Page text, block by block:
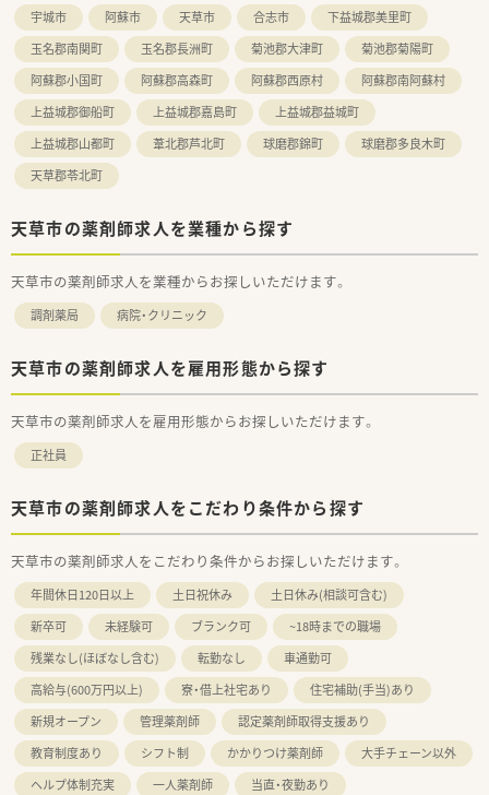
宇城市
阿蘇市 天草市 合志市
下益城郡美里町
玉名郡南関町
玉名郡長洲町 菊池郡大津町
菊池郡菊陽町
阿蘇郡小国町
阿蘇郡高森町 阿蘇郡西原村
阿蘇郡南阿蘇村
上益城郡御船町
上益城郡嘉島町
上益城郡益城町
上益城郡山都町
葦北郡芦北町 球磨郡錦町
球磨郡多良木町
天草郡苓北町
天草市の薬剤師求人を業種から探す
天草市の薬剤師求人を業種からお探しいただけます。
調剤薬局 病院・クリニック
天草市の薬剤師求人を雇用形態から探す
天草市の薬剤師求人を雇用形態からお探しいただけます。
正社員
天草市の薬剤師求人をこだわり条件から探す
天草市の薬剤師求人をこだわり条件からお探しいただけます。
年間休日120日以上 土日祝休み
土日休み(相談可含む)
新卒可
未経験可 ブランク可
~18時までの職場
残業なし(ほぼなし含む)
転勤なし
車通勤可
高給与(600万円以上)
寮・借上社宅あり
住宅補助(手当)あり
新規オープン
管理薬剤師
認定薬剤師取得支援あり
教育制度あり
シフト制 かかりつけ薬剤師
大手チェーン以外
ヘルプ体制充実
一人薬剤師
当直・夜勤あり